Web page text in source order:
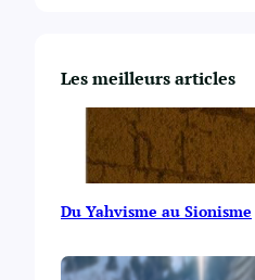
Les meilleurs articles
Du Yahvisme au Sionisme